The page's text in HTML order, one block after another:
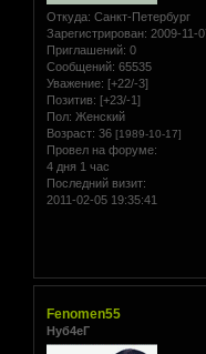
Откуда: Санкт-Петербург
Зарегистрирован: 2009-11-
Приглашений: 0
Сообщений: 65535
Уважение: [+22/-3]
Позитив: [+23/-1]
Пол: Женский
Возраст: 36 [1989-10-17]
Провел на форуме:
4 дня 1 час
Последний визит:
2011-02-05 19:35:41
Fenomen55
Нуб4еГ